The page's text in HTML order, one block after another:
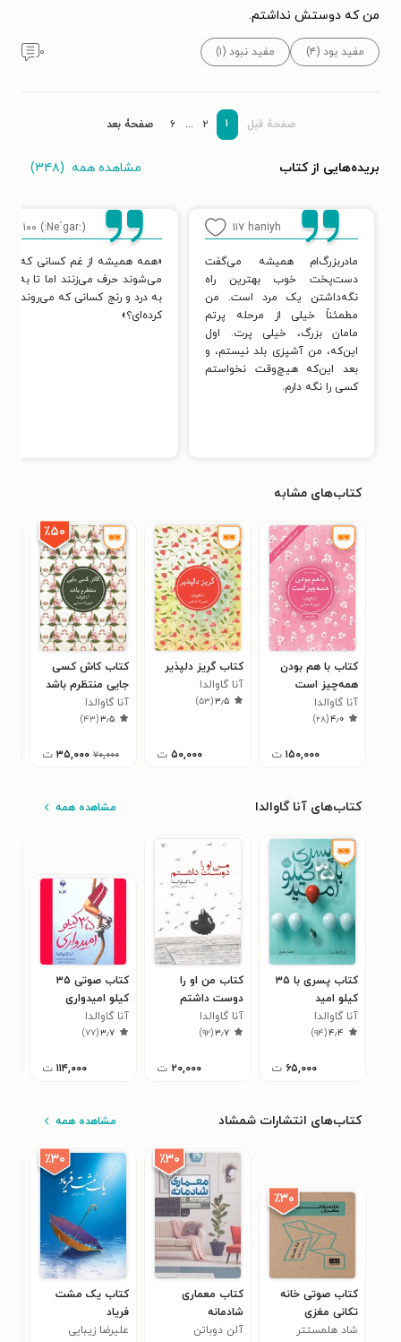
من که دوستش نداشتم.
مفید بود (۴) مفید نبود (۱) ۰
صفحۀ قبل ۱ ۲ ... ۶ صفحۀ بعد
بریده‌هایی از کتاب مشاهده همه (۳۴۸)
haniyh ۱۱۷
مادربزرگ‌ام همیشه می‌گفت
دست‌پخت خوب بهترین راه
نگه‌داشتن یک مرد است. من
مطمئناً خیلی از مرحله پرتم
مامان بزرگ، خیلی پرت. اول
این‌که، من آشپزی بلد نیستم، و
بعد این‌که هیچ‌وقت نخواستم
کسی را نگه دارم.
(:Ne´gar:) ۱۰۰
«همه همیشه از غم کسانی که
می‌شوند حرف می‌زنند اما تا به
به درد و رنج کسانی که می‌روند،
کرده‌ای؟»
کتاب‌های مشابه
کتاب با هم بودن
همه‌چیز است
آنا گاوالدا
۴٫۰(۲۸)
۱۵۰,۰۰۰ ت
کتاب گریز دلپذیر
آنا گاوالدا
۳٫۵(۵۳)
۵۰,۰۰۰ ت
٪۵۰
کتاب کاش کسی
جایی منتظرم باشد
آنا گاوالدا
۳٫۵(۴۳)
۷۰,۰۰۰ ۳۵,۰۰۰ ت
کتاب‌های آنا گاوالدا مشاهده همه
کتاب پسری با ۳۵
کیلو امید
آنا گاوالدا
۴٫۴(۹۴)
۶۵,۰۰۰ ت
کتاب من او را
دوست داشتم
آنا گاوالدا
۳٫۷(۹۲)
۲۰,۰۰۰ ت
کتاب صوتی ۳۵
کیلو امیدواری
آنا گاوالدا
۳٫۷(۷۷)
۱۱۴,۰۰۰ ت
کتاب‌های انتشارات شمشاد مشاهده همه
٪۳۰
کتاب صوتی خانه
تکانی مغزی
شاد هلمستتر
٪۳۰
کتاب معماری
شادمانه
آلن دوباتن
٪۳۰
کتاب یک مشت
فریاد
علیرضا زیبایی